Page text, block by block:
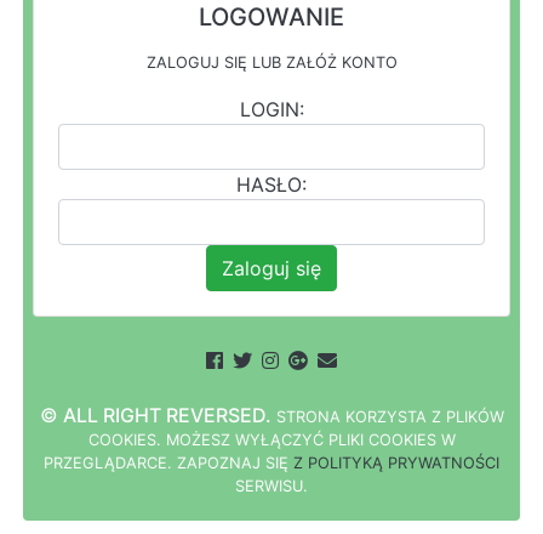
LOGOWANIE
ZALOGUJ SIĘ LUB ZAŁÓŻ KONTO
LOGIN:
HASŁO:
Zaloguj się
© ALL RIGHT REVERSED. STRONA KORZYSTA Z PLIKÓW
COOKIES. MOŻESZ WYŁ ĄCZYĆ PL IKI COOKIES W
PRZEGLĄDARCE. ZAPOZNAJ SIĘ Z POLITYKĄ PRYWATNOŚCI
SERWISU.